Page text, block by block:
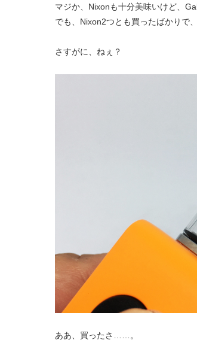
マジか、Nixonも十分美味いけど、
でも、Nixon2つとも買ったばかりで
さすがに、ねぇ？
ああ、買ったさ……。